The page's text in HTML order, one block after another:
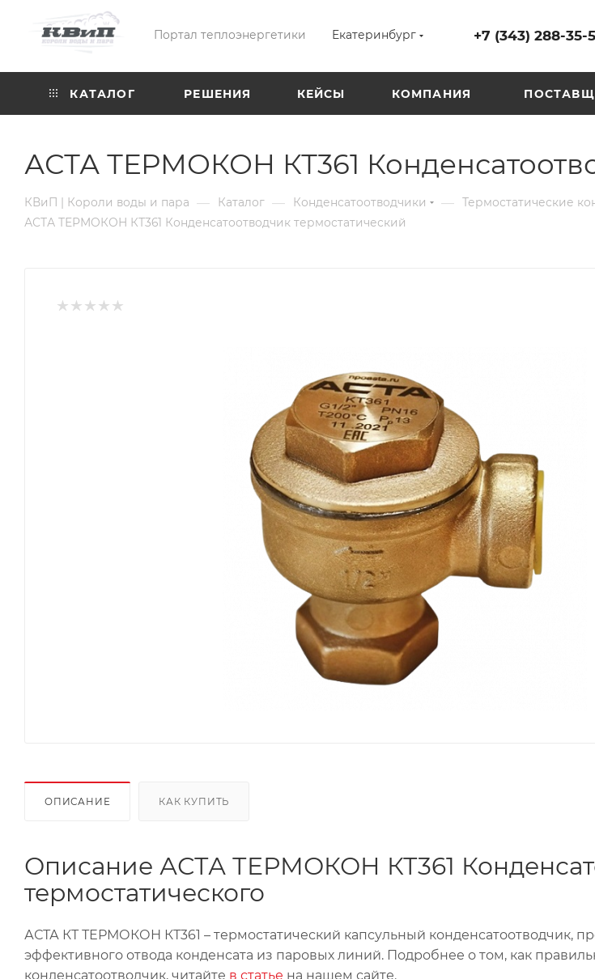
Портал теплоэнергетики Екатеринбург +7 (343) 288-35-
КАТАЛОГ РЕШЕНИЯ КЕЙСЫ КОМПАНИЯ
АСТА ТЕРМОКОН КТ361
КВиП | Короли воды и пара — Каталог — Конденсатоотводчики — Термостатические
АСТА ТЕРМОКОН КТ361 Конденсатоотводчик термостатический
ОПИСАНИЕ КАК КУПИТЬ
Описание АСТА ТЕРМОКОН КТ361
термостатического
АСТА КТ ТЕРМОКОН КТ361 – термостатический капсульный конденсатоотводчик,
эффективного отвода конденсата из паровых линий. Подробнее о том, как
конденсатоотводчик, читайте в статье на нашем сайте.